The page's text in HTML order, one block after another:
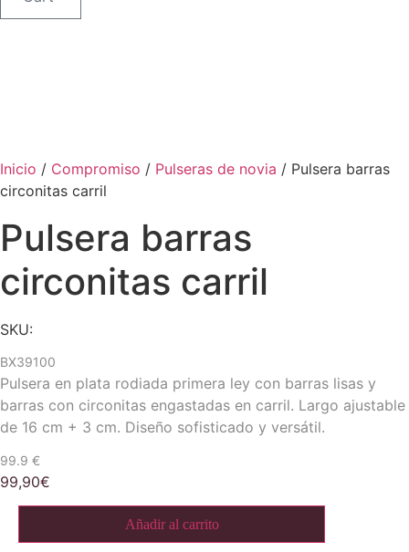
Inicio / Compromiso / Pulseras de novia / Pulsera barras
circonitas carril
Pulsera barras
circonitas carril
SKU:
BX39100
Pulsera en plata rodiada primera ley con barras lisas y
barras con circonitas engastadas en carril. Largo ajustable
de 16 cm + 3 cm. Diseño sofisticado y versátil.
99.9 €
99,90€
Pulsera
circonitas
Añadir al carrito